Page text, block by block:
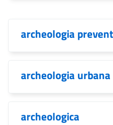
archeologia
archeologia urbana
archeologica